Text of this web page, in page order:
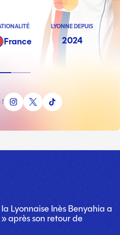
France
LYONNE DEPUIS
2024
!
Lyonnaise Inès Benyahia a
après son retour de